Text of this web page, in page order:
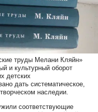
труды Мелани Кляйн»
и культурный оборот
детских
дать систематическое,
наследии.
соответствующие